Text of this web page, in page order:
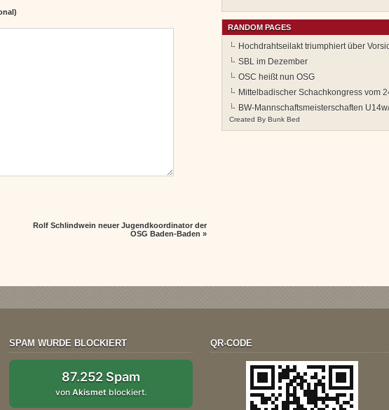
Rolf Schlindwein neuer Jugendkoordinator der
OSG Baden-Baden »
RANDOM PAGES
Hochdrahtseilakt triumphiert über
SBL im Dezember
OSC heißt nun OSG
Mittelbadischer Schachkongress vom
BW-Mannschaftsmeisterschaften
Created By Bunk Bed
SPAM WURDE BLOCKIERT
87.252 Spam
vonAkismet blockiert.
QR-CODE